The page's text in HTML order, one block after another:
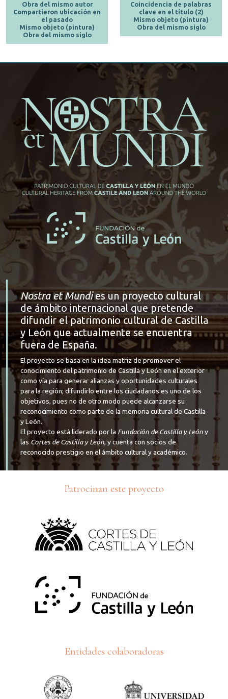
Obra del mismo autor
Compartieron ubicación en
el pasado
Mismo objeto (pintura)
Obra del mismo siglo
Coincidencia de palabras
clave en el título (2)
Mismo objeto (pintura)
Obra del mismo siglo
Nostra et Mundies un proyecto cultural
de ámbito internacional que pretende
difundir el patrimonio cultural de Castilla
y León que actualmente se encuentra
fuera de España.
El proyecto se basa en la idea matriz de promover el
conocimiento del patrimonio de Castilla y León en el exterior
como vía para generar alianzas y oportunidades culturales
para la región; difundirlo entre los ciudadanos es uno de los
objetivos, pues no de otro modo puede alcanzarse su
reconocimiento como parte de la memoria cultural de Castilla
y León.
El proyecto está liderado por la Fundación de Castilla y Leóny
lasCortes de Castilla y León, y cuenta con socios de
reconocido prestigio en el ámbito cultural y académico.
Patrocinan este proyecto
Entidades colaboradoras